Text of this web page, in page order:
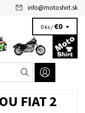
info@motoshirt.sk
0 ks /€0
FIAT 2